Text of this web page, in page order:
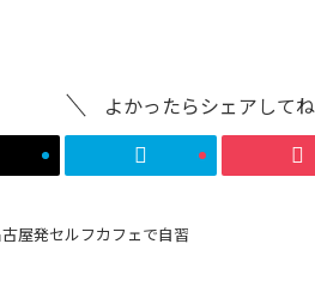
よかったらシェアしてね
屋発セルフカフェで自習